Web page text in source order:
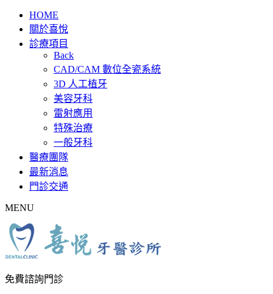
HOME
關於喜悅
診療項目
Back
CAD/CAM 數位全瓷系統
3D 人工植牙
美容牙科
雷射應用
特殊治療
一般牙科
醫療團隊
最新消息
門診交通
MENU
免費諮詢門診